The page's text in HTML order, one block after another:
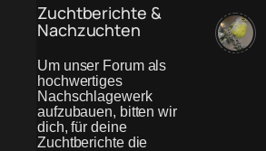
Zuchtberichte &
Nachzuchten
Um unser Forum als
hochwertiges
Nachschlagewerk
aufzubauen, bitten wir
dich, für deine
Zuchtberichte die